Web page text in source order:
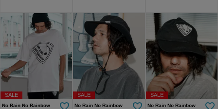
SALE
No Rain No Rainbow
SALE
No Rain No Rainbow
SALE
No Rain No Rainbow